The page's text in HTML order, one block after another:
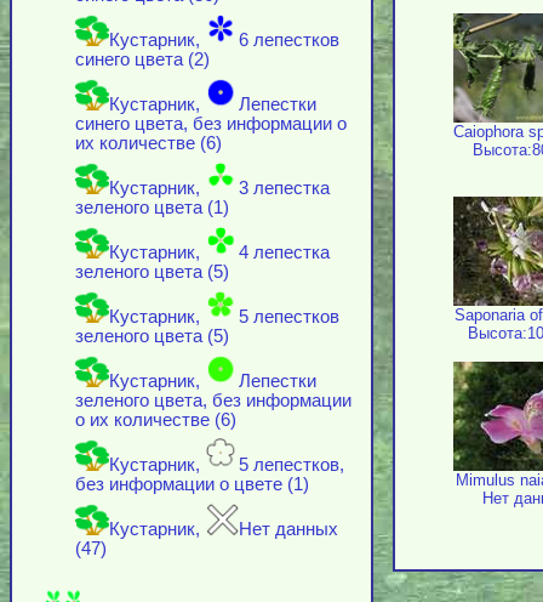
Кустарник,
6 лепестков
синего цвета (2)
Кустарник,
Лепестки
синего цвета, без информации о
их количестве (6)
Кустарник,
3 лепестка
зеленого цвета (1)
Кустарник,
4 лепестка
зеленого цвета (5)
Кустарник,
5 лепестков
зеленого цвета (5)
Кустарник,
Лепестки
зеленого цвета, без информации
о их количестве (6)
Кустарник,
5 лепестков,
без информации о цвете (1)
Кустарник,
Нет данных
(47)
Caiophora
Saponaria
Mimulus
Нет